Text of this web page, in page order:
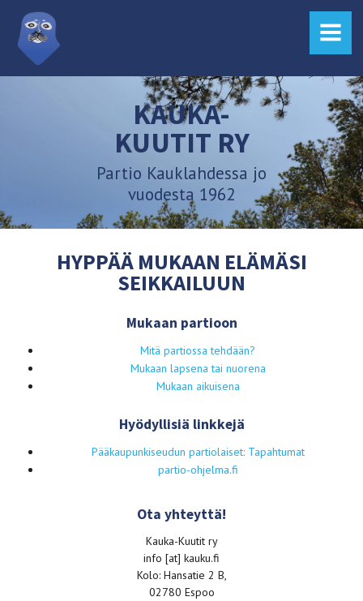
MENU
KAUKA-
KUUTIT RY
Partio Kauklahdessa jo
vuodesta 1962
HYPPÄÄ MUKAAN ELÄMÄSI
SEIKKAILUUN
Mukaan partioon
Mitä partiossa tehdään?
Mukaan lapsena tai nuorena
Mukaan aikuisena
Hyödyllisiä linkkejä
Pääkaupunkiseudun partiolaiset: Tapahtumat
partio-ohjelma.fi
Ota yhteyttä!
Kauka-Kuutit ry
info [at] kauku.fi
Kolo: Hansatie 2 B,
02780 Espoo